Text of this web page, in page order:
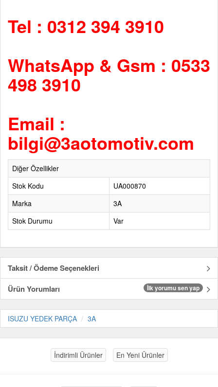
Tel : 0312 394 3910
WhatsApp & Gsm : 0533
498 3910
Email :
bilgi@3aotomotiv.com
Diğer Özellikler
Stok Kodu
UA000870
Marka
3A
Stok Durumu
Var
Taksit / Ödeme Seçenekleri
Ürün Yorumları
İlk yorumu sen yap
ISUZU YEDEK PARÇA 3A
İndirimli Ürünler En Yeni Ürünler